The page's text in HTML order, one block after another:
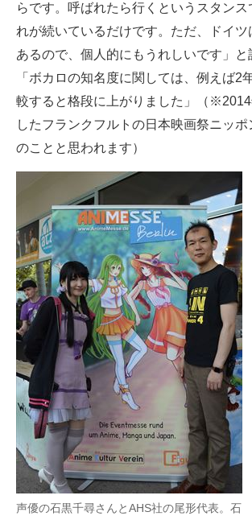
らです。呼ばれたら行くというスタン
れが続いているだけです。ただ、ドイツ
あるので、個人的にもうれしいです」と
「ボカロの知名度に関しては、例えば2
較すると格段に上がりました」（
したフランクフルトの日本映画祭ニッ
のことと思われます）
声優の石黒千尋さんとAHS社の尾形代表。石